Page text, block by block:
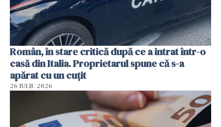
Român, în stare critică după ce a intrat într-o
casă din Italia. Proprietarul spune că s-a
apărat cu un cuțit
26 IULIE 2026